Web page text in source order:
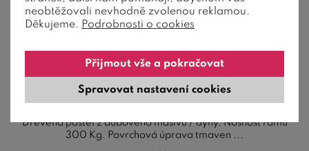
Atlantik, masiv dub tmavený/dýha -
krémová
Dřevěná postel z dubového masivu / dýhy. Nosnost rámu
300 Kg. Povrchová úprava tmaven ...
neobtěžovali nevhodně zvolenou reklamou.
Děkujeme. Podrobnosti o cookies
Spravovat nastavení cookies
Přijmout vše a pokračovat